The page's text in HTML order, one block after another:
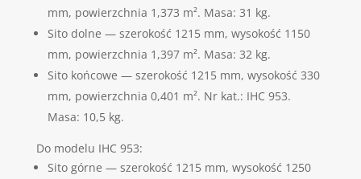
mm, powierzchnia 1,373 m². Masa: 31 kg.
Sito dolne — szerokość 1215 mm, wysokość 1150
mm, powierzchnia 1,397 m². Masa: 32 kg.
Sito końcowe — szerokość 1215 mm, wysokość 330
mm, powierzchnia 0,401 m². Nr kat.: IHC 953.
Masa: 10,5 kg.
Do modelu IHC 953:
Sito górne — szerokość 1215 mm, wysokość 1250